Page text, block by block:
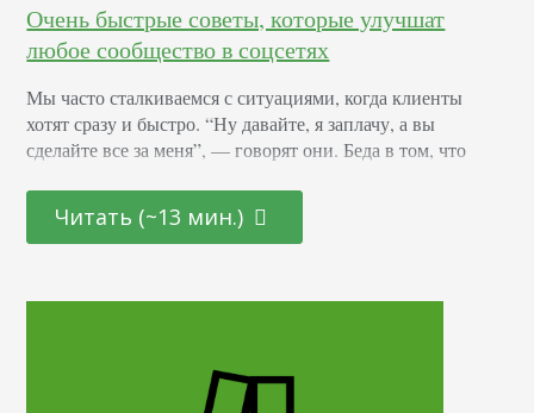
Очень быстрые советы, которые улучшат
любое сообщество в соцсетях
Мы часто сталкиваемся с ситуациями, когда клиенты
хотят сразу и быстро. “Ну давайте, я заплачу, а вы
сделайте все за меня”, — говорят они. Беда в том, что
заказчика, чтобы при этом тот получил желаемый
результат — рост трафика, продаж, узнаваемости и пр. Но
Читать (~13 мин.)